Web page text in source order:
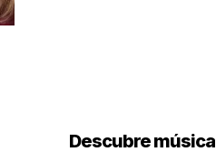
Descubre música